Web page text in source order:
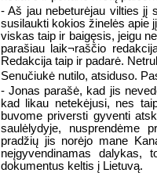
- Aš jau nebeturėjau vilties jį
susilaukti kokios žinelės apie
viskas taip ir baigęsis, jeigu
parašiau laik¬raščio
Redakcija taip ir padarė.
Senučiukė nutilo, atsiduso.
- Jonas parašė, kad jis
kad likau netekėjusi, nes
buvome priversti gyventi
saulėlydyje, nusprendėme
pradžių jis norėjo mane
neįgyvendinamas dalykas,
dokumentus keltis į Lietuvą.